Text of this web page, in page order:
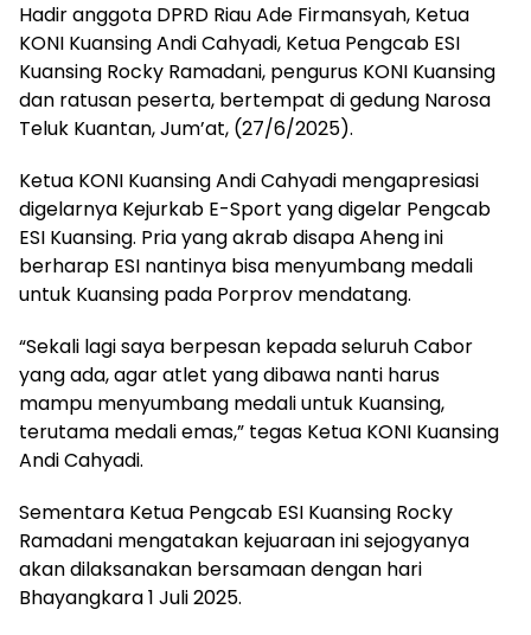
Hadir anggota DPRD Riau Ade Firmansyah, Ketua
KONI Kuansing Andi Cahyadi, Ketua Pengcab ESI
Kuansing Rocky Ramadani, pengurus KONI Kuansing
dan ratusan peserta, bertempat di gedung Narosa
Teluk Kuantan, Jum’at, (27/6/2025).
Ketua KONI Kuansing Andi Cahyadi mengapresiasi
digelarnya Kejurkab E-Sport yang digelar Pengcab
ESI Kuansing. Pria yang akrab disapa Aheng ini
berharap ESI nantinya bisa menyumbang medali
untuk Kuansing pada Porprov mendatang.
“Sekali lagi saya berpesan kepada seluruh Cabor
yang ada, agar atlet yang dibawa nanti harus
mampu menyumbang medali untuk Kuansing,
terutama medali emas,” tegas Ketua KONI Kuansing
Andi Cahyadi.
Sementara Ketua Pengcab ESI Kuansing Rocky
Ramadani mengatakan kejuaraan ini sejogyanya
akan dilaksanakan bersamaan dengan hari
Bhayangkara 1 Juli 2025.